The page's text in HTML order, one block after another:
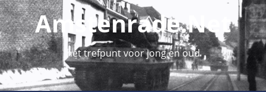
Amstenrade.net
hét trefpunt voor jong en oud